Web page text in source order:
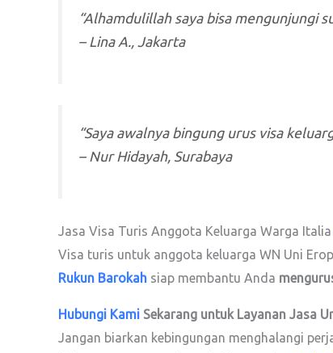
“Alhamdulillah saya bisa mengunjungi
– Lina A., Jakarta
“Saya awalnya bingung urus visa
– Nur Hidayah, Surabaya
Jasa Visa Turis Anggota Keluarga Warga Italia
Visa turis untuk anggota keluarga WN Uni
Rukun Barokah siap membantu Anda
Hubungi Kami Sekarang untuk Layanan Jasa
Jangan biarkan kebingungan menghalangi